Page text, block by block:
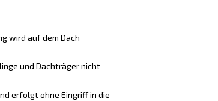
wird auf dem Dach
und Dachträger nicht
erfolgt ohne Eingriff in die